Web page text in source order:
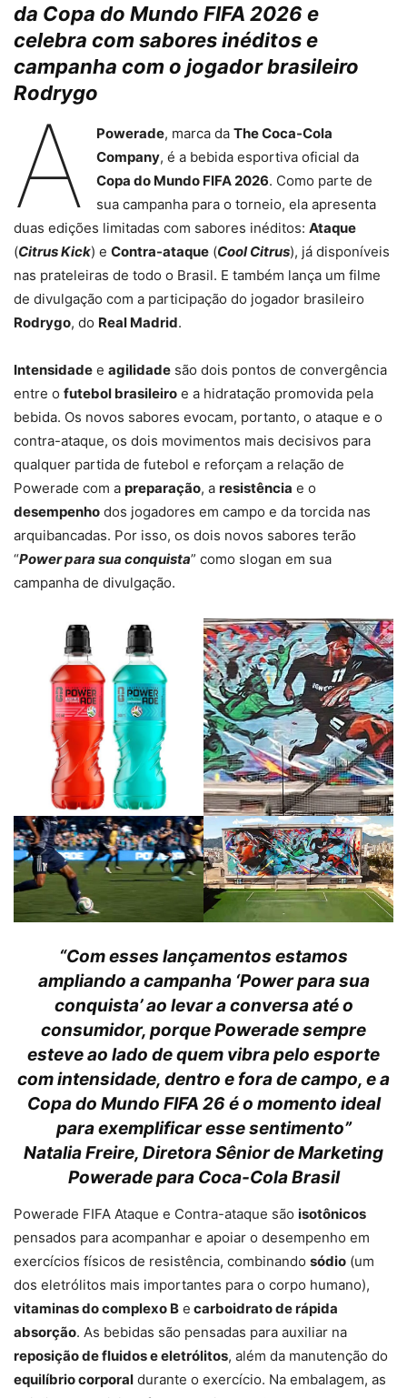
da Copa do Mundo FIFA 2026 e
celebra com sabores inéditos e
campanha com o jogador brasileiro
Rodrygo
A Powerade, marca da The Coca-Cola
Company, é a bebida esportiva oficial da
Copa do Mundo FIFA 2026. Como parte de
sua campanha para o torneio, ela apresenta
duas edições limitadas com sabores inéditos: Ataque
(Citrus Kick) e Contra-ataque (Cool Citrus), já disponíveis
nas prateleiras de todo o Brasil. E também lança um filme
de divulgação com a participação do jogador brasileiro
Rodrygo, do Real Madrid.
Intensidade e agilidade são dois pontos de convergência
entre o futebol brasileiro e a hidratação promovida pela
bebida. Os novos sabores evocam, portanto, o ataque e o
contra-ataque, os dois movimentos mais decisivos para
qualquer partida de futebol e reforçam a relação de
Powerade com a preparação, a resistência e o
desempenho dos jogadores em campo e da torcida nas
arquibancadas. Por isso, os dois novos sabores terão
“Power para sua conquista” como slogan em sua
campanha de divulgação.
“Com esses lançamentos estamos
ampliando a campanha ‘Power para sua
conquista’ ao levar a conversa até o
consumidor, porque Powerade sempre
esteve ao lado de quem vibra pelo esporte
com intensidade, dentro e fora de campo, e a
Copa do Mundo FIFA 26 é o momento ideal
para exemplificar esse sentimento”
Natalia Freire, Diretora Sênior de Marketing
Powerade para Coca-Cola Brasil
Powerade FIFA Ataque e Contra-ataque são isotônicos
pensados para acompanhar e apoiar o desempenho em
exercícios físicos de resistência, combinando sódio (um
dos eletrólitos mais importantes para o corpo humano),
vitaminas do complexo B e carboidrato de rápida
absorção. As bebidas são pensadas para auxiliar na
reposição de fluidos e eletrólitos, além da manutenção do
equilíbrio corporal durante o exercício. Na embalagem, as